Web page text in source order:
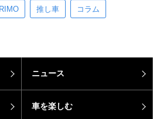
推し車 コラム
ニュース
車を楽しむ